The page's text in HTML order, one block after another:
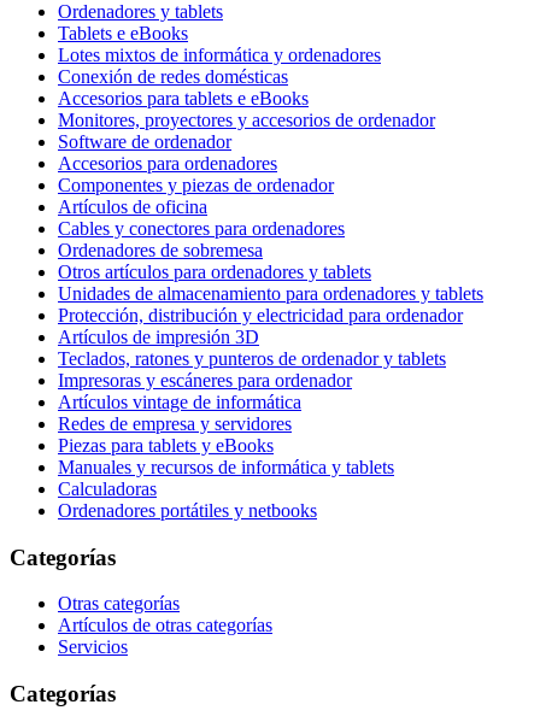
Ordenadores y tablets
Tablets e eBooks
Lotes mixtos de informática y ordenadores
Conexión de redes domésticas
Accesorios para tablets e eBooks
Monitores, proyectores y accesorios de ordenador
Software de ordenador
Accesorios para ordenadores
Componentes y piezas de ordenador
Artículos de oficina
Cables y conectores para ordenadores
Ordenadores de sobremesa
Otros artículos para ordenadores y tablets
Unidades de almacenamiento para ordenadores y tablets
Protección, distribución y electricidad para ordenador
Artículos de impresión 3D
Teclados, ratones y punteros de ordenador y tablets
Impresoras y escáneres para ordenador
Artículos vintage de informática
Redes de empresa y servidores
Piezas para tablets y eBooks
Manuales y recursos de informática y tablets
Calculadoras
Ordenadores portátiles y netbooks
Categorías
Otras categorías
Artículos de otras categorías
Servicios
Categorías